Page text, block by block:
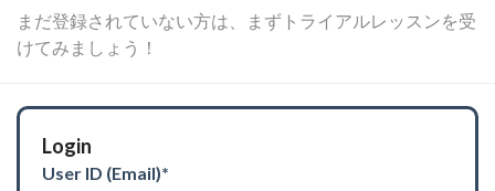
まだ登録されていない方は、まずトライアルレッスンを受
けてみましょう！
Login
User ID (Email)*